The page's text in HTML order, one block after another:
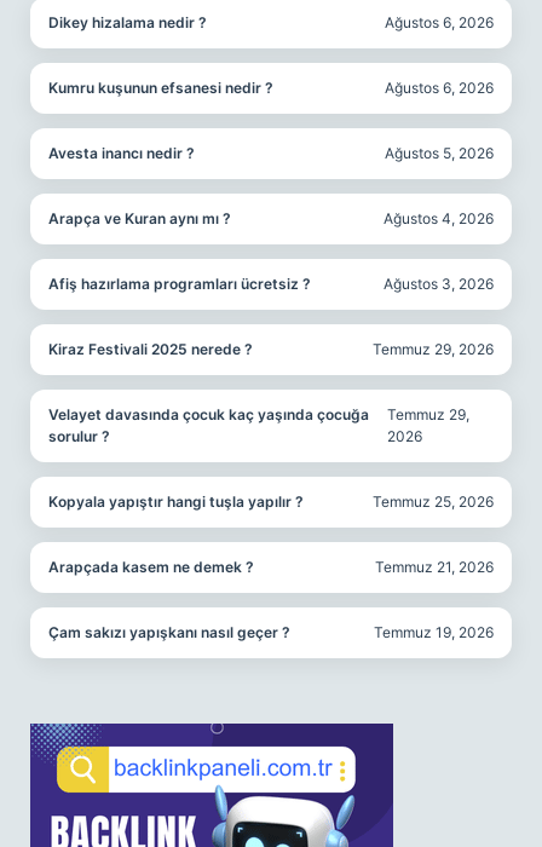
Dikey hizalama nedir ? Ağustos 6, 2026
Kumru kuşunun efsanesi nedir ? Ağustos 6, 2026
Avesta inancı nedir ? Ağustos 5, 2026
Arapça ve Kuran aynı mı ? Ağustos 4, 2026
Afiş hazırlama programları ücretsiz ? Ağustos 3, 2026
Kiraz Festivali 2025 nerede ? Temmuz 29, 2026
Velayet davasında çocuk kaç yaşında çocuğa
sorulur ?
Temmuz 29,
2026
Kopyala yapıştır hangi tuşla yapılır ? Temmuz 25, 2026
Arapçada kasem ne demek ? Temmuz 21, 2026
Çam sakızı yapışkanı nasıl geçer ? Temmuz 19, 2026